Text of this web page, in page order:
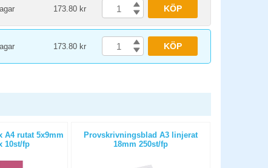
173.80 kr KÖP
173.80 kr KÖP
A4 rutat 5x9mm
10st/fp
Provskrivningsblad A3 linjerat
18mm 250st/fp